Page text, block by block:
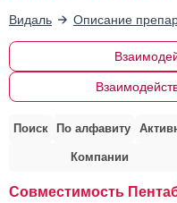
Видаль Описание
Поиск По алфавиту
Компании
Совместимость